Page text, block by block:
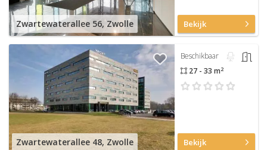
Zwartewaterallee 56, Zwolle Bekijk
Zwartewaterallee 48, Zwolle
Beschikbaar
27 - 33 m2
Bekijk